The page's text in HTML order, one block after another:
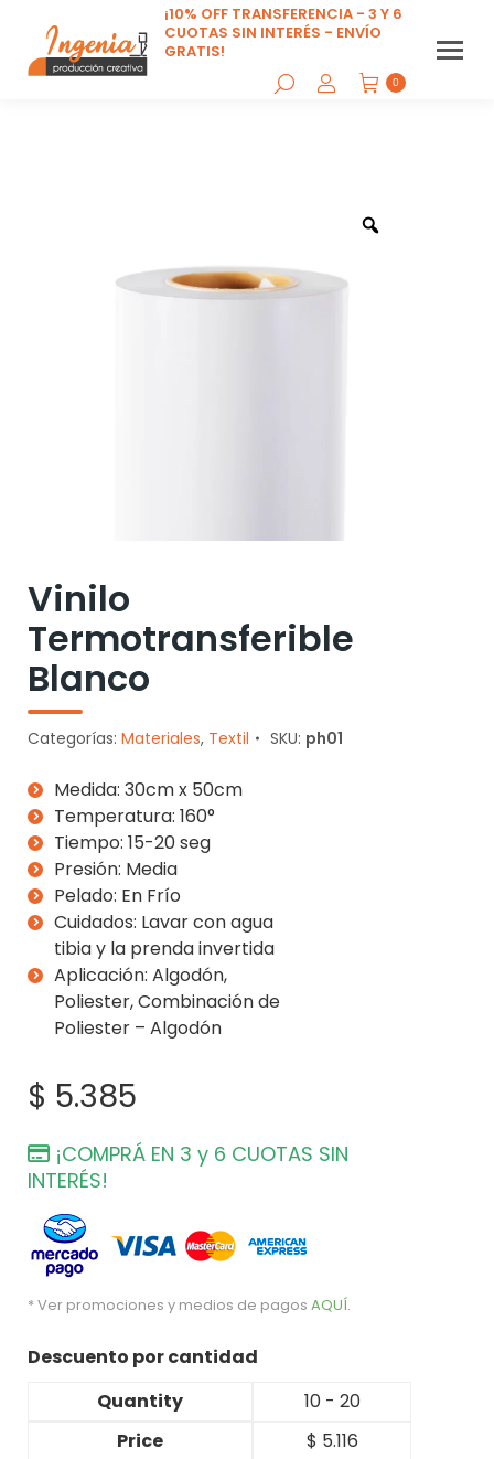
¡10% OFF TRANSFERENCIA - 3 Y 6
CUOTAS SIN INTERÉS - ENVÍO
GRATIS!
0
Vinilo
Termotransferible
Blanco
Categorías: Materiales, Textil SKU: ph01
Medida: 30cm x 50cm
Temperatura: 160°
Tiempo: 15-20 seg
Presión: Media
Pelado: En Frío
Cuidados: Lavar con agua
tibia y la prenda invertida
Aplicación: Algodón,
Poliester, Combinación de
Poliester – Algodón
$ 5.385
¡COMPRÁ EN 3 y 6 CUOTAS SIN
INTERÉS!
* Ver promociones y medios de pagos AQUÍ.
Descuento por cantidad
Quantity
10 - 20
Price
$ 5.116